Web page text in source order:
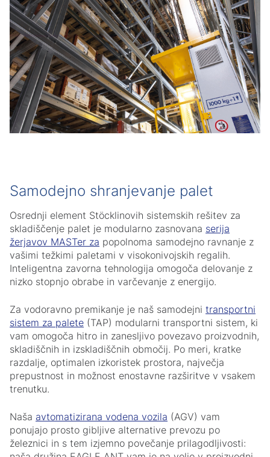
Samodejno shranjevanje palet
Osrednji element Stöcklinovih sistemskih rešitev za
skladiščenje palet je modularno zasnovana serija
žerjavov MASTer za popolnoma samodejno ravnanje z
vašimi težkimi paletami v visokonivojskih regalih.
Inteligentna zavorna tehnologija omogoča delovanje z
nizko stopnjo obrabe in varčevanje z energijo.
Za vodoravno premikanje je naš samodejni transportni
sistem za palete (TAP) modularni transportni sistem, ki
vam omogoča hitro in zanesljivo povezavo proizvodnih,
skladiščnih in izskladiščnih območij. Po meri, kratke
razdalje, optimalen izkoristek prostora, največja
prepustnost in možnost enostavne razširitve v vsakem
trenutku.
Naša avtomatizirana vodena vozila (AGV) vam
ponujajo prosto gibljive alternative prevozu po
železnici in s tem izjemno povečanje prilagodljivosti: